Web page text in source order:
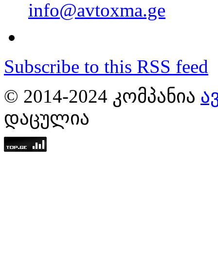
info@avtoxma.ge
Subscribe to this RSS feed
© 2014-2024 ᲙᲝᲛᲞᲐᲜᲘᲐ
ᲓᲐᲪᲣᲚᲘᲐ